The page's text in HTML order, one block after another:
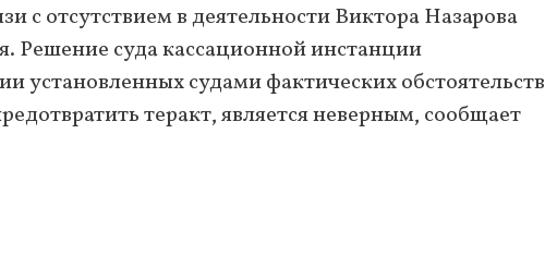
с отсутствием в деятельности Виктора Назарова
Решение суда кассационной инстанции
установленных судами фактических обстоятельств
теракт, является неверным, сообщает